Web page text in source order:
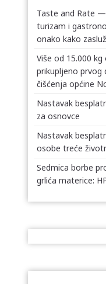
Taste and Rate
turizam i
onako kako
Više od 15.000
prikupljeno prvog
čišćenja općine
Nastavak
za osnovce
Nastavak
osobe treće
Sedmica borbe
grlića materice: